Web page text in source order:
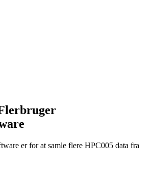
er for at samle flere HPC005 data fra